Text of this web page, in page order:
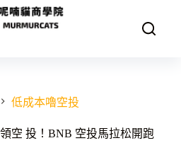
低成本嚕空投
空 投！BNB 空投馬拉松開跑